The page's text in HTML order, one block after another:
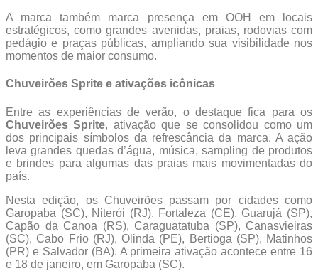
A marca também marca presença em OOH em locais
estratégicos, como grandes avenidas, praias, rodovias com
pedágio e praças públicas, ampliando sua visibilidade nos
momentos de maior consumo.
Chuveirões Sprite e ativações icônicas
Entre as experiências de verão, o destaque fica para os
Chuveirões Sprite, ativação que se consolidou como um
dos principais símbolos da refrescância da marca. A ação
leva grandes quedas d’água, música, sampling de produtos
e brindes para algumas das praias mais movimentadas do
país.
Nesta edição, os Chuveirões passam por cidades como
Garopaba (SC), Niterói (RJ), Fortaleza (CE), Guarujá (SP),
Capão da Canoa (RS), Caraguatatuba (SP), Canasvieiras
(SC), Cabo Frio (RJ), Olinda (PE), Bertioga (SP), Matinhos
(PR) e Salvador (BA). A primeira ativação acontece entre 16
e 18 de janeiro, em Garopaba (SC).